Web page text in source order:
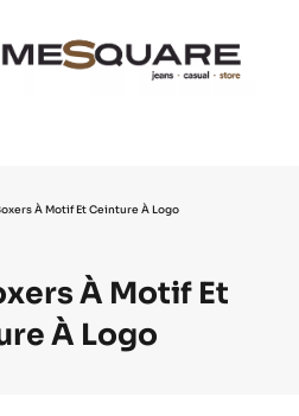
À Motif Et Ceinture À Logo
À Motif Et
À Logo